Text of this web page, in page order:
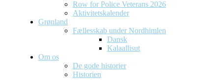
Row for Police Veterans 2026
Aktivitetskalender
Grønland
Fællesskab under Nordhimlen
Dansk
Kalaallisut
Om os
De gode historier
Historien